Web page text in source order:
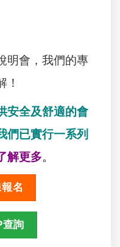
明會， 我們的專
！
安全及舒適的會
們已實行一系列
解更多。
名
查詢